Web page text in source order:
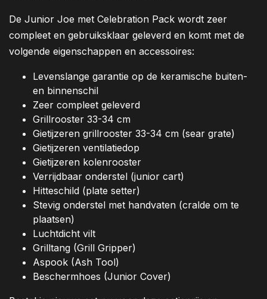
De Junior Joe met Celebration Pack wordt zeer
compleet en gebruiksklaar geleverd en komt met de
volgende eigenschappen en accessoires:
Levenslange garantie op de keramische buiten-
en binnenschil
Zeer compleet geleverd
Grillrooster 33-34 cm
Gietijzeren grillrooster 33-34 cm (sear grate)
Gietijzeren ventilatiedop
Gietijzeren kolenrooster
Verrijdbaar onderstel (junior cart)
Hitteschild (plate setter)
Stevig onderstel met handvaten (cralde om te
plaatsen)
Luchtdicht vilt
Grilltang (Grill Gripper)
Aspook (Ash Tool)
Beschermhoes (Junior Cover)